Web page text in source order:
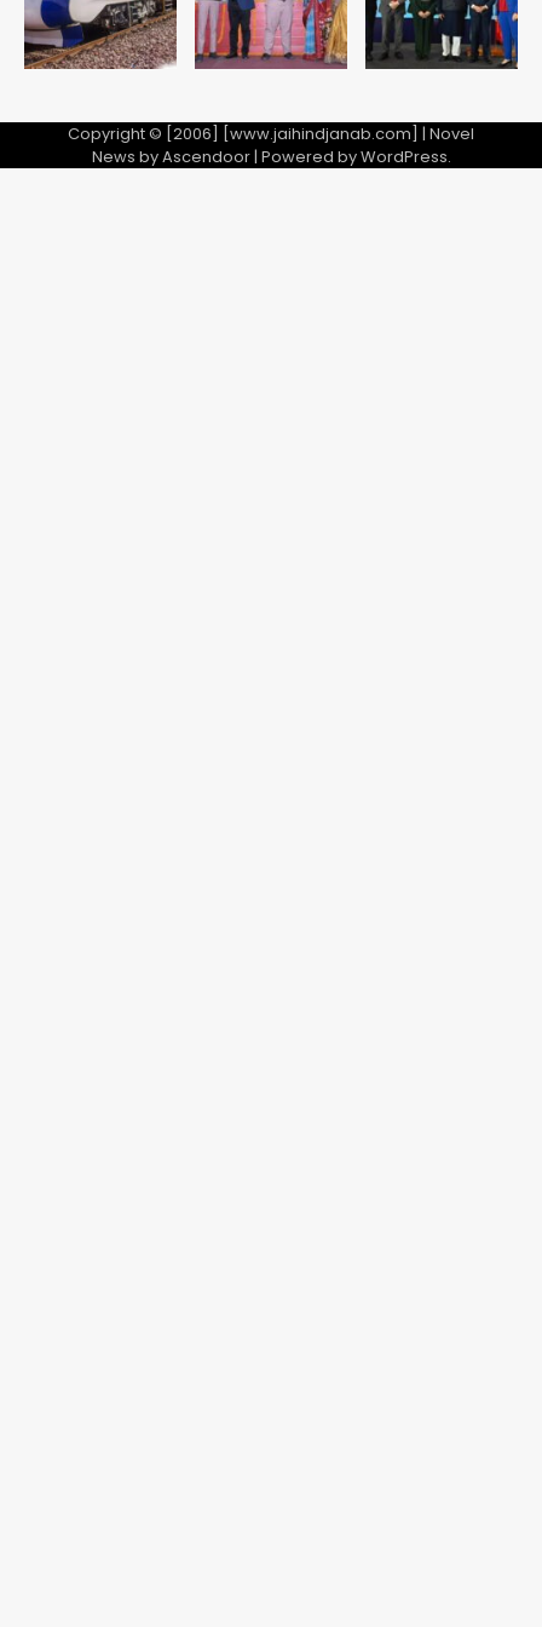
Copyright © [2006] [www.jaihindjanab.com] | Novel
News byAscendoor| Powered byWordPress.